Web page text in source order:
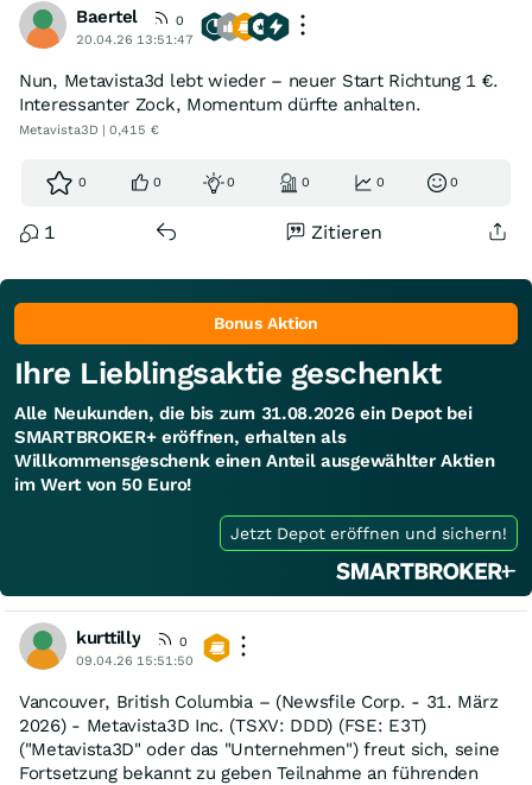
Baertel
0
20.04.26 13:51:47
Nun, Metavista3d lebt wieder – neuer Start Richtung 1 €.
Interessanter Zock, Momentum dürfte anhalten.
Metavista3D | 0,415 €
0 0 0 0 0 0
1 Zitieren
Bonus Aktion
Ihre Lieblingsaktie geschenkt
Alle Neukunden, die bis zum 31.08.2026 ein Depot bei
SMARTBROKER+ eröffnen, erhalten als
Willkommensgeschenk einen Anteil ausgewählter Aktien
im Wert von 50 Euro!
Jetzt Depot eröffnen und sichern!
kurttilly
0
09.04.26 15:51:50
Vancouver, British Columbia – (Newsfile Corp. - 31. März
2026) - Metavista3D Inc. (TSXV: DDD) (FSE: E3T)
("Metavista3D" oder das "Unternehmen") freut sich, seine
Fortsetzung bekannt zu geben Teilnahme an führenden